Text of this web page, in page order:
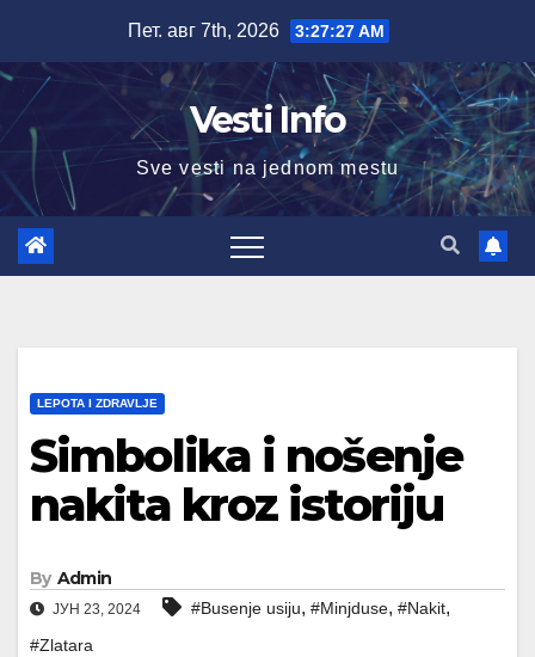
content
Пет. авг 7th, 2026 3:27:29 AM
Vesti Info
Sve vesti na jednom mestu
LEPOTA I ZDRAVLJE
Simbolika i nošenje
nakita kroz istoriju
By Admin
ЈУН 23, 2024 #Busenje usiju, #Minjduse, #Nakit,
#Zlatara